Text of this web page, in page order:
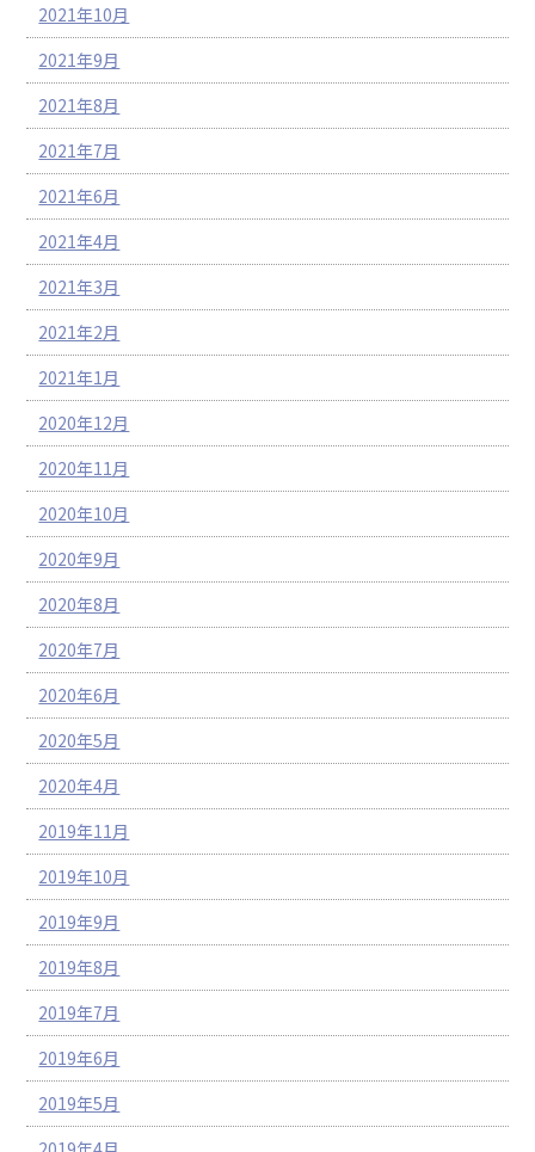
2021年10月
2021年9月
2021年8月
2021年7月
2021年6月
2021年4月
2021年3月
2021年2月
2021年1月
2020年12月
2020年11月
2020年10月
2020年9月
2020年8月
2020年7月
2020年6月
2020年5月
2020年4月
2019年11月
2019年10月
2019年9月
2019年8月
2019年7月
2019年6月
2019年5月